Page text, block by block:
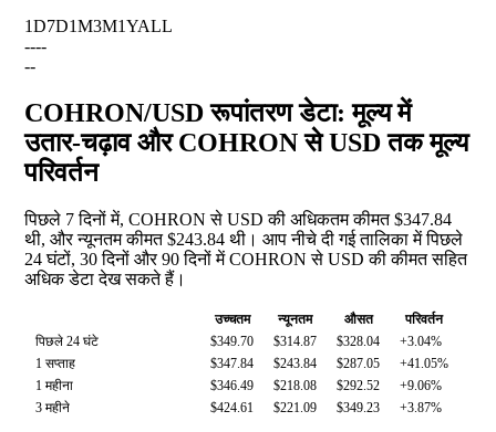
1D7D1M3M1YALL
----
--
COHRON/USD रूपांतरण डेटा: मूल्य में
उतार-चढ़ाव और COHRON से USD तक मूल्य
परिवर्तन
पिछले 7 दिनों में, COHRON से USD की अधिकतम कीमत $347.84
थी, और न्यूनतम कीमत $243.84 थी। आप नीचे दी गई तालिका में पिछले
24 घंटों, 30 दिनों और 90 दिनों में COHRON से USD की कीमत सहित
अधिक डेटा देख सकते हैं।
उच्चतम न्यूनतम औसत
परिवर्तन
पिछले 24 घंटे
$349.70 $314.87 $328.04
+3.04%
1 सप्ताह
$347.84 $243.84 $287.05
+41.05%
1 महीना
$346.49 $218.08 $292.52
+9.06%
3 महीने
$424.61 $221.09 $349.23 +3.87%